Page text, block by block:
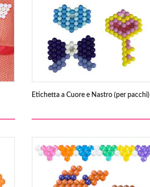
Etichetta a Cuore e Nastro (per pacchi)